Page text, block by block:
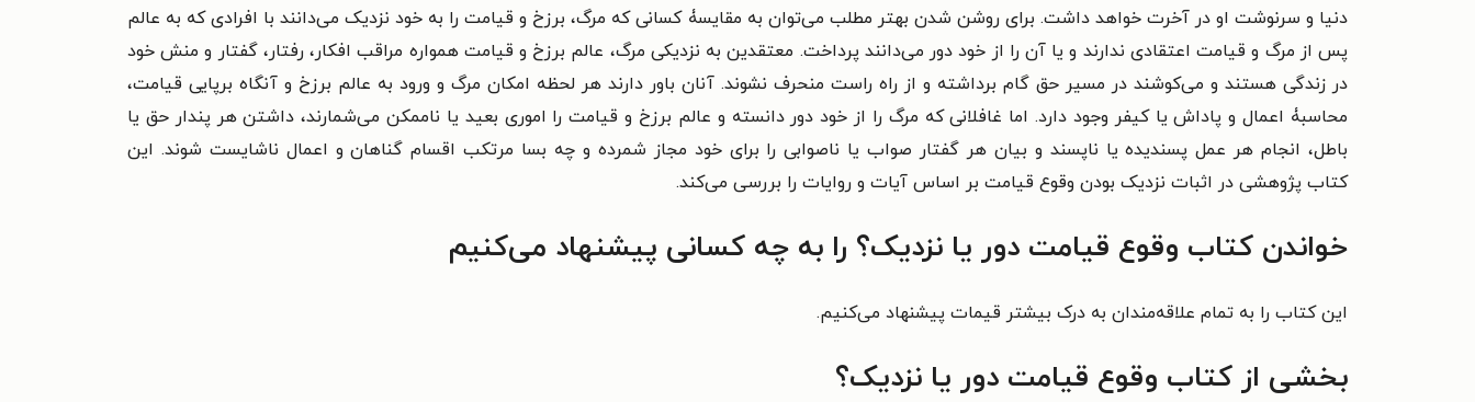
دنیا و سرنوشت او در آخرت خواهد داشت. برای روشن شدن بهتر مطلب می‌توان به مقایسۀ کسانی که مرگ، برزخ و قیامت را به خود نزدیک می‌دانند با افرادی که به عالم
پس از مرگ و قیامت اعتقادی ندارند و یا آن را از خود دور می‌دانند پرداخت. معتقدین به نزدیکی مرگ، عالم برزخ و قیامت همواره مراقب افکار، رفتار، گفتار و منش خود
در زندگی هستند و می‌کوشند در مسیر حق گام برداشته و از راه راست منحرف نشوند. آنان باور دارند هر لحظه امکان مرگ و ورود به عالم برزخ و آنگاه برپایی قیامت،
محاسبۀ اعمال و پاداش یا کیفر وجود دارد. اما غافلانی که مرگ را از خود دور دانسته و عالم برزخ و قیامت را اموری بعید یا ناممکن می‌شمارند، داشتن هر پندار حق یا
باطل، انجام هر عمل پسندیده یا ناپسند و بیان هر گفتار صواب یا ناصوابی را برای خود مجاز شمرده و چه بسا مرتکب اقسام گناهان و اعمال ناشایست شوند. این
کتاب پژوهشی در اثبات نزدیک بودن وقوع قیامت بر اساس آیات و روایات را بررسی می‌کند.
خواندن کتاب وقوع قیامت دور یا نزدیک؟ را به چه کسانی پیشنهاد می‌کنیم
این کتاب را به تمام علاقه‌مندان به درک بیشتر قیمات پیشنهاد می‌کنیم.
بخشی از کتاب وقوع قیامت دور یا نزدیک؟